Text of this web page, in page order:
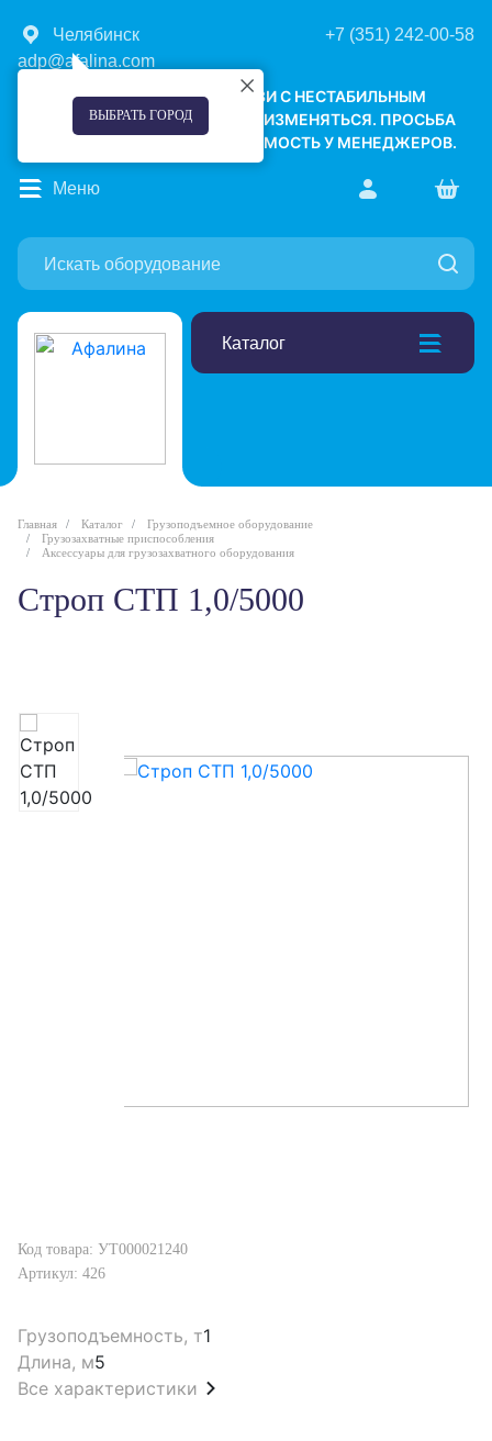
Челябинск
ВЫБРАТЬ ГОРОД
+7 (351) 242-00-58
adp@afalina.com
УВАЖАЕМЫЕ КЛИЕНТЫ! В СВЯЗИ С НЕСТАБИЛЬНЫМ
КУРСОМ ВАЛЮТ, ЦЕНЫ МОГУТ ИЗМЕНЯТЬСЯ. ПРОСЬБА
УТОЧНЯТЬ АКТУАЛЬНУЮ СТОИМОСТЬ У МЕНЕДЖЕРОВ.
Каталог
Меню
Главная Каталог
Грузоподъемное оборудование
Грузозахватные приспособления
Аксессуары для грузозахватного оборудования
Строп СТП 1,0/5000
Код товара: УТ000021240
Артикул: 426
Грузоподъемность, т1
Длина, м5
Все характеристики